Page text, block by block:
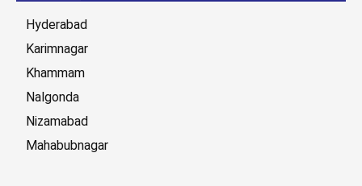
Hyderabad
Karimnagar
Khammam
Nalgonda
Nizamabad
Mahabubnagar